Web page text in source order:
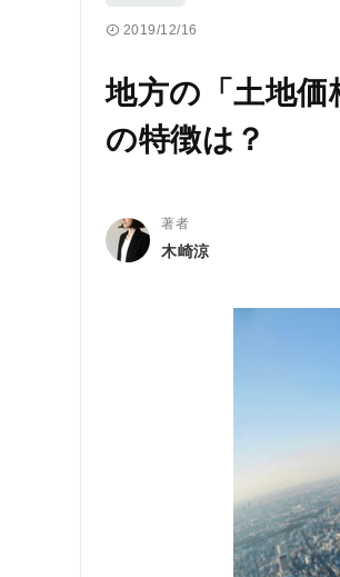
2019/12/16
地方の「土地
の特徴は？
著者
木崎涼